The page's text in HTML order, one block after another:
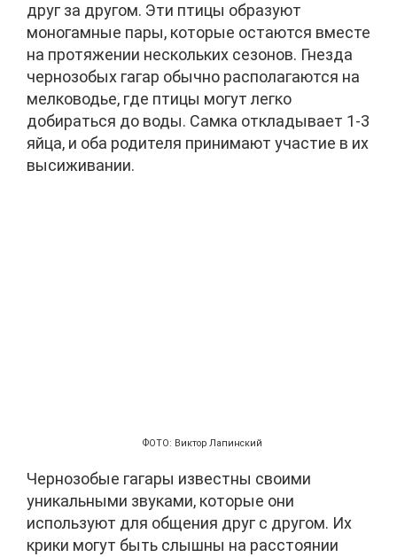
друг за другом. Эти птицы образуют
моногамные пары, которые остаются вместе
на протяжении нескольких сезонов. Гнезда
чернозобых гагар обычно располагаются на
мелководье, где птицы могут легко
добираться до воды. Самка откладывает 1-3
яйца, и оба родителя принимают участие в их
высиживании.
ФОТО: Виктор Лапинский
Чернозобые гагары известны своими
уникальными звуками, которые они
используют для общения друг с другом. Их
крики могут быть слышны на расстоянии